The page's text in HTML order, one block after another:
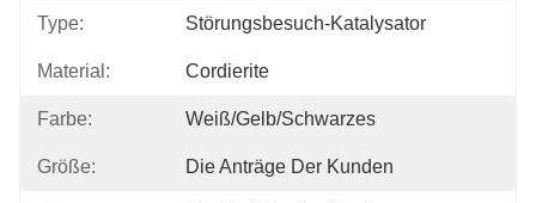
Type: Störungsbesuch-Katalysator
Material: Cordierite
Farbe: Weiß/gelb/Schwarzes
Größe: Die Anträge Der Kunden